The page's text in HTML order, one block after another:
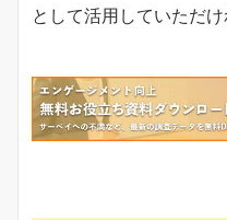
として活用していただけ